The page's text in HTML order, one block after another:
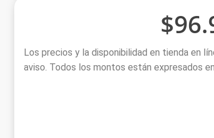
$
Los precios y la disponibilidad en tienda en
aviso. Todos los montos están expresados